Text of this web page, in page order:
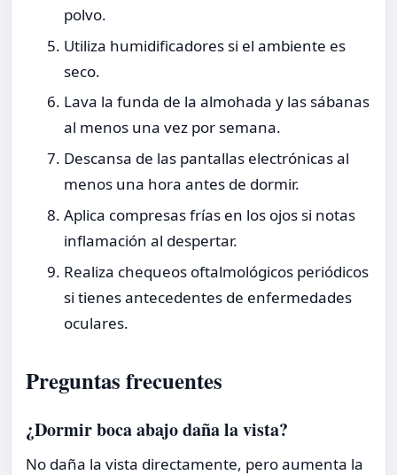
polvo.
Utiliza humidificadores si el ambiente es
seco.
Lava la funda de la almohada y las sábanas
al menos una vez por semana.
Descansa de las pantallas electrónicas al
menos una hora antes de dormir.
Aplica compresas frías en los ojos si notas
inflamación al despertar.
Realiza chequeos oftalmológicos periódicos
si tienes antecedentes de enfermedades
oculares.
Preguntas frecuentes
¿Dormir boca abajo daña la vista?
No daña la vista directamente, pero aumenta la